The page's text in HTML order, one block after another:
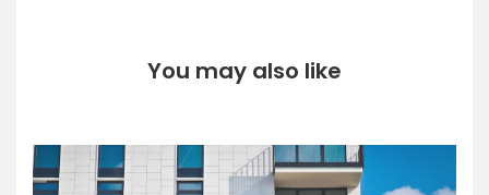
You may also like